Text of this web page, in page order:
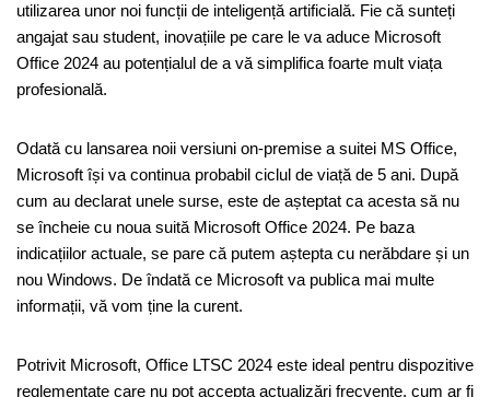
utilizarea unor noi funcții de inteligență artificială. Fie că sunteți
angajat sau student, inovațiile pe care le va aduce Microsoft
Office 2024 au potențialul de a vă simplifica foarte mult viața
profesională.
Odată cu lansarea noii versiuni on-premise a suitei MS Office,
Microsoft își va continua probabil ciclul de viață de 5 ani. După
cum au declarat unele surse, este de așteptat ca acesta să nu
se încheie cu noua suită Microsoft Office 2024. Pe baza
indicațiilor actuale, se pare că putem aștepta cu nerăbdare și un
nou Windows. De îndată ce Microsoft va publica mai multe
informații, vă vom ține la curent.
Potrivit Microsoft, Office LTSC 2024 este ideal pentru dispozitive
reglementate care nu pot accepta actualizări frecvente, cum ar fi